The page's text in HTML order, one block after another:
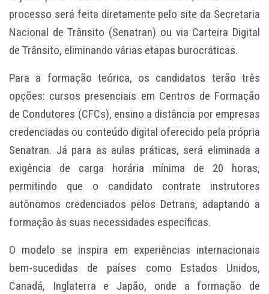
processo será feita diretamente pelo site da Secretaria
Nacional de Trânsito (Senatran) ou via Carteira Digital
de Trânsito, eliminando várias etapas burocráticas.
Para a formação teórica, os candidatos terão três
opções: cursos presenciais em Centros de Formação
de Condutores (CFCs), ensino a distância por empresas
credenciadas ou conteúdo digital oferecido pela própria
Senatran. Já para as aulas práticas, será eliminada a
exigência de carga horária mínima de 20 horas,
permitindo que o candidato contrate instrutores
autônomos credenciados pelos Detrans, adaptando a
formação às suas necessidades específicas.
O modelo se inspira em experiências internacionais
bem-sucedidas de países como Estados Unidos,
Canadá, Inglaterra e Japão, onde a formação de